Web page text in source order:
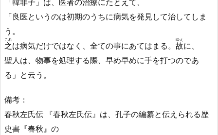
「韓非子」は、医者の治療にたとえて、
「良医というのは初期のうちに病気を発見して治してしま
う。
之
これ
は病気だけではなく、全ての事にあてはまる。 故
ゆえ
に、
聖人は、物事を処理する際、早め早めに手を打つのであ
る」と云う。
備考：
春秋左氏伝 『春秋左氏伝』は、孔子の編纂と伝えられる歴
史書『春秋』の